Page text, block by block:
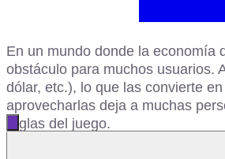
Abrir menú principal
En un mundo donde la economía
obstáculo para muchos usuarios.
dólar, etc.), lo que las convierte
aprovecharlas deja a muchas
reglas del juego.